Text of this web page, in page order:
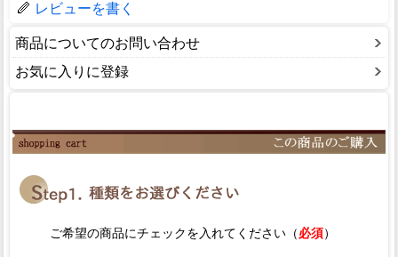
レビューを書く
商品についてのお問い合わせ
お気に入りに登録
ご希望の商品にチェックを入れてください（ 必須）